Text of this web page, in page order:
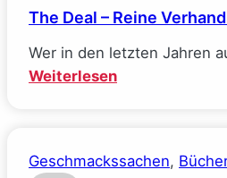
The Deal – Reine
Wer in den letzten Jahren
Weiterlesen:
Reine
Geschmackssachen,